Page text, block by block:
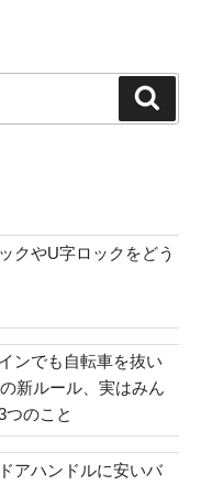
クやU字ロックをどう
ンでも自転車を抜い
新ルール、実はみん
つのこと
アハンドルに安いバ